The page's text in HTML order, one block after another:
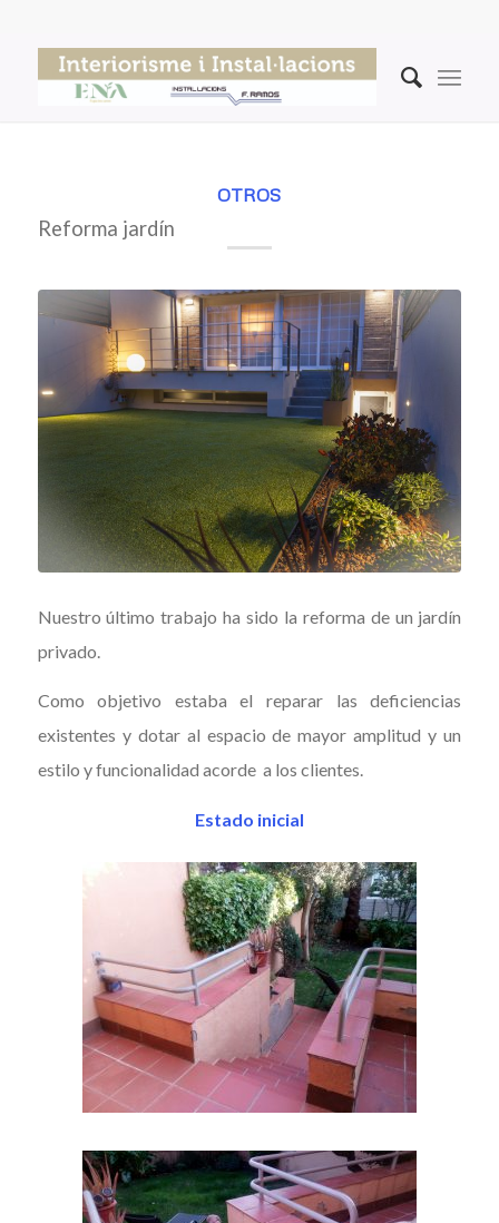
OTROS
Reforma jardín
Nuestro último trabajo ha sido la reforma de un jardín
privado.
Como objetivo estaba el reparar las deficiencias
existentes y dotar al espacio de mayor amplitud y un
estilo y funcionalidad acorde a los clientes.
Estado inicial